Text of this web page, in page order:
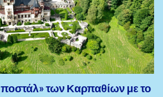
ποστάλ» των Καρπαθίων με το